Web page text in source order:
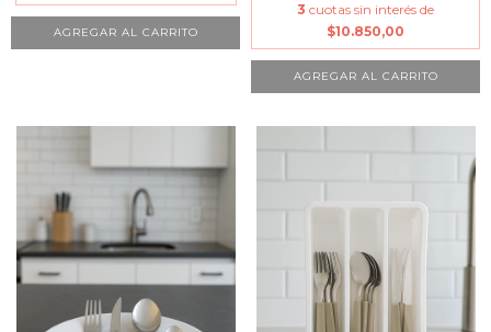
3 cuotas sin interés de
$10.850,00
AGREGAR AL CARRITO